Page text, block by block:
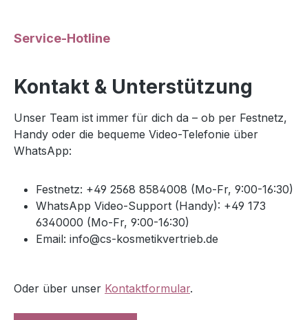
Service-Hotline
Kontakt & Unterstützung
Unser Team ist immer für dich da – ob per Festnetz,
Handy oder die bequeme Video-Telefonie über
WhatsApp:
Festnetz: +49 2568 8584008 (Mo-Fr, 9:00-16:30)
WhatsApp Video-Support (Handy): +49 173
6340000 (Mo-Fr, 9:00-16:30)
Email: info@cs-kosmetikvertrieb.de
Oder über unser Kontaktformular.